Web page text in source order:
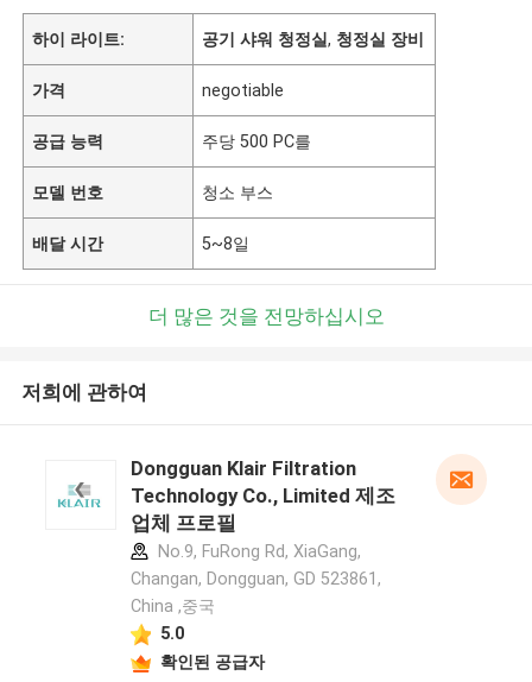
하이 라이트: 공기 샤워 청정실, 청정실 장비
가격 negotiable
공급 능력 주당 500 PC를
모델 번호 청소 부스
배달 시간 5~8일
더 많은 것을 전망하십시오
저희에 관하여
Dongguan Klair Filtration
Technology Co., Limited 제조
업체 프로필
No.9, FuRong Rd, XiaGang,
Changan, Dongguan, GD 523861,
China ,중국
5.0
확인된 공급자